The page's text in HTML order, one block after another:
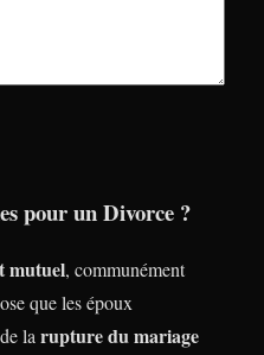
pour un Divorce ?
mutuel, communément
que les époux
larupture du mariage